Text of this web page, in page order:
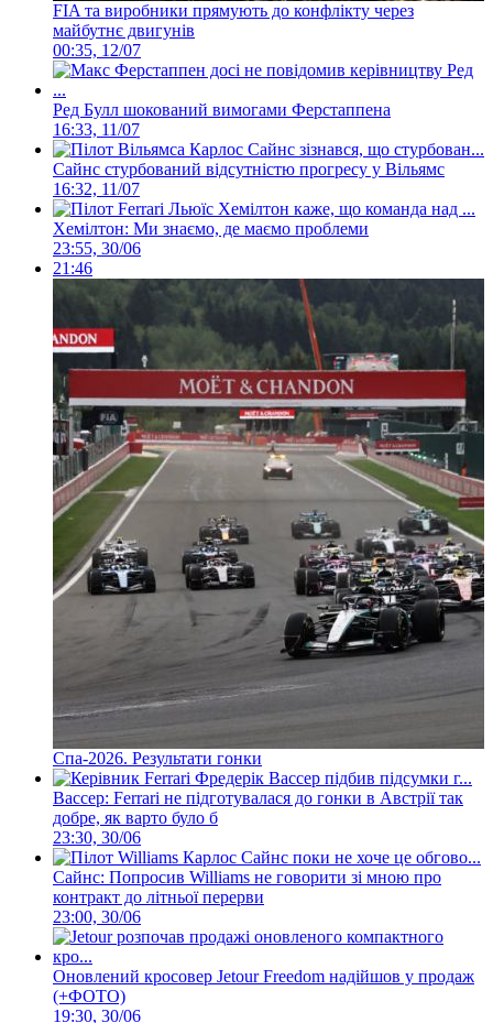
FIA та виробники прямують до конфлікту через
майбутнє двигунів
00:35, 12/07
Ред Булл шокований вимогами Ферстаппена
16:33, 11/07
Сайнс стурбований відсутністю прогресу у Вільямс
16:32, 11/07
Хемілтон: Ми знаємо, де маємо проблеми
23:55, 30/06
21:46
Спа-2026. Результати гонки
Вассер: Ferrari не підготувалася до гонки в Австрії так
добре, як варто було б
23:30, 30/06
Сайнс: Попросив Williams не говорити зі мною про
контракт до літньої перерви
23:00, 30/06
Оновлений кросовер Jetour Freedom надійшов у продаж
(+ФОТО)
19:30, 30/06